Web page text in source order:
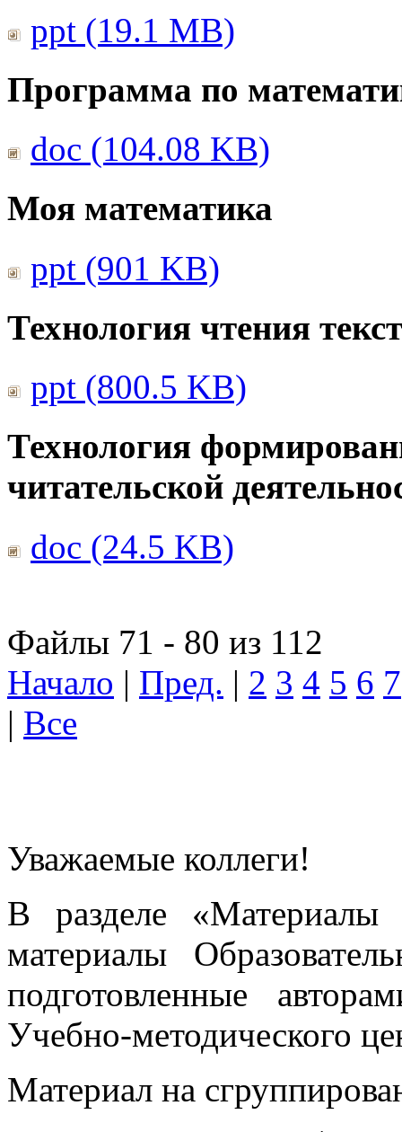
ppt (19.1 MB)
Программа по
doc (104.08 KB)
Моя математика
ppt (901 KB)
Технология чтения
ppt (800.5 KB)
Технология
читательской
doc (24.5 KB)
Файлы 71 - 80 из 112
Начало | Пред. | 2 3 4 5 6 7
| Все
Уважаемые коллеги!
В разделе «Материалы
материалы
подготовленные
Учебно-методического
Материал на